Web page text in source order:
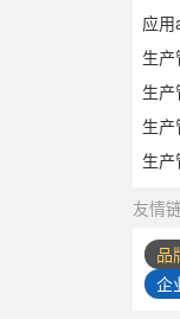
应
生产
生产
生产
生产
友情
品
企